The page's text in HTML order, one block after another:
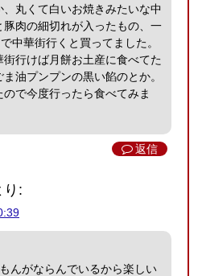
丸くて白いお焼きみたいな中
肉の細切れが入ったもの、一
中華街行くと買ってました。
行けば月餅お土産に食べてた
油プンプンの黒い餡のとか。
で今度行ったら食べてみま
返信
り:
んがならんでいるから楽しい